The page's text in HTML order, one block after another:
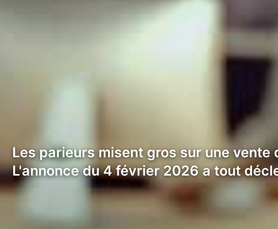
Les parieurs misent gros sur une
L'annonce du 4 février 2026 a tout